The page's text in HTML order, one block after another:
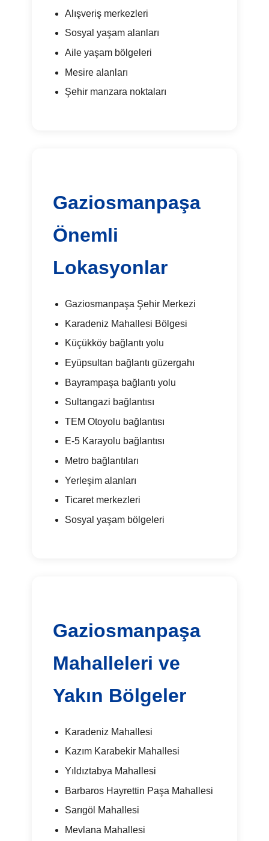
Alışveriş merkezleri
Sosyal yaşam alanları
Aile yaşam bölgeleri
Mesire alanları
Şehir manzara noktaları
Gaziosmanpaşa
Önemli
Lokasyonlar
Gaziosmanpaşa Şehir Merkezi
Karadeniz Mahallesi Bölgesi
Küçükköy bağlantı yolu
Eyüpsultan bağlantı güzergahı
Bayrampaşa bağlantı yolu
Sultangazi bağlantısı
TEM Otoyolu bağlantısı
E-5 Karayolu bağlantısı
Metro bağlantıları
Yerleşim alanları
Ticaret merkezleri
Sosyal yaşam bölgeleri
Gaziosmanpaşa
Mahalleleri ve
Yakın Bölgeler
Karadeniz Mahallesi
Kazım Karabekir Mahallesi
Yıldıztabya Mahallesi
Barbaros Hayrettin Paşa Mahallesi
Sarıgöl Mahallesi
Mevlana Mahallesi